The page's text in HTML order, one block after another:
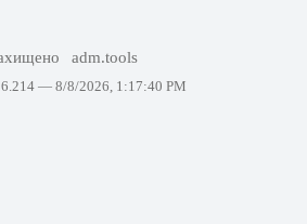
adm.tools
— 8/8/2026, 1:17:40 PM